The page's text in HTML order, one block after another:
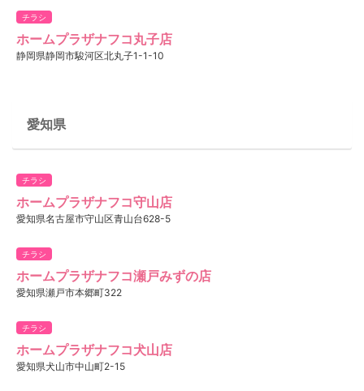
チラシ
ホームプラザナフコ丸子店
静岡県静岡市駿河区北丸子1-1-10
愛知県
チラシ
ホームプラザナフコ守山店
愛知県名古屋市守山区青山台628-5
チラシ
ホームプラザナフコ瀬戸みずの店
愛知県瀬戸市本郷町322
チラシ
ホームプラザナフコ犬山店
愛知県犬山市中山町2-15